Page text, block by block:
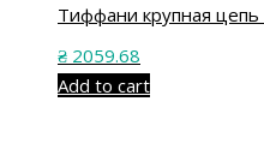
Тиффани крупная
₴ 2059.68
Add to cart